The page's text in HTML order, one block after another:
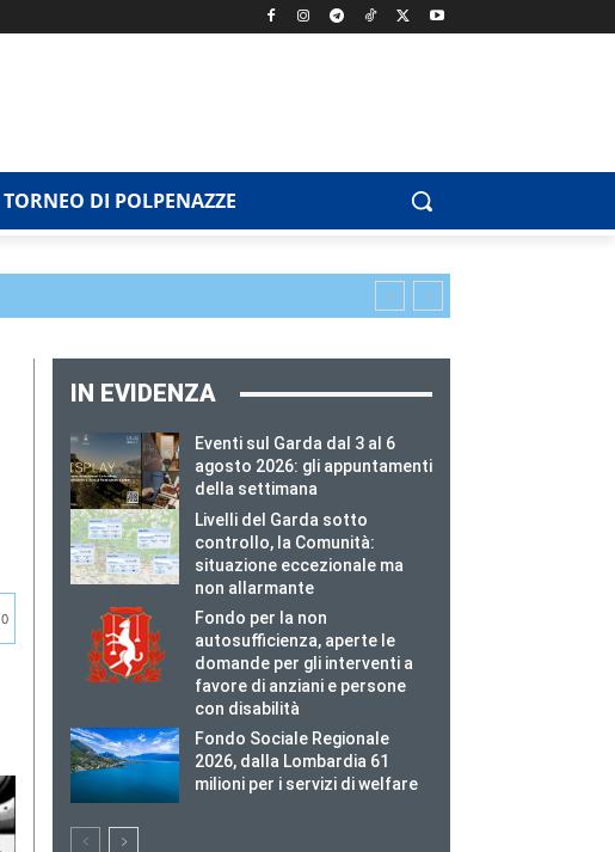
TORNEO DI POLPENAZZE
0
IN EVIDENZA
Eventi sul Garda dal 3 al 6
agosto 2026: gli appuntamenti
della settimana
Livelli del Garda sotto
controllo, la Comunità:
situazione eccezionale ma
non allarmante
Fondo per la non
autosufficienza, aperte le
domande per gli interventi a
favore di anziani e persone
con disabilità
Fondo Sociale Regionale
2026, dalla Lombardia 61
milioni per i servizi di welfare